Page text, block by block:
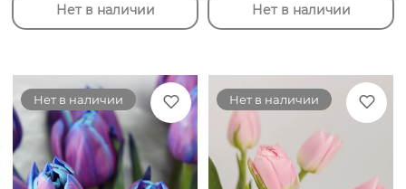
Нет в наличии Нет в наличии
Нет в наличии Нет в наличии